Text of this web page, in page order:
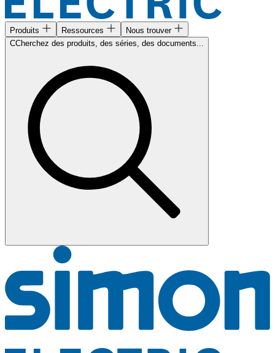
Produits Ressources
Nous trouver
CCherchez des produits, des séries, des documents...